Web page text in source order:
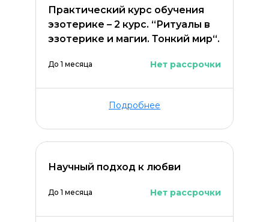
Практический курс обучения
эзотерике – 2 курс. “Ритуалы в
эзотерике и магии. Тонкий мир“.
До 1 месяца Нет рассрочки
Подробнее
Научный подход к любви
До 1 месяца Нет рассрочки